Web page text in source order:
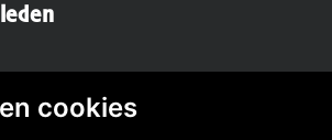
cookies